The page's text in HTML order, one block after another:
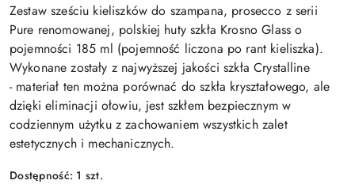
Zestaw sześciu kieliszków do szampana, prosecco z serii
Pure renomowanej, polskiej huty szkła Krosno Glass o
pojemności 185 ml (pojemność liczona po rant kieliszka).
Wykonane zostały z najwyższej jakości szkła Crystalline
- materiał ten można porównać do szkła kryształowego, ale
dzięki eliminacji ołowiu, jest szkłem bezpiecznym w
codziennym użytku z zachowaniem wszystkich zalet
estetycznych i mechanicznych.
Dostępność: 1 szt.